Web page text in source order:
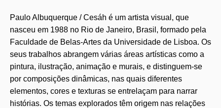
Paulo Albuquerque / Cesáh é um artista visual, que
nasceu em 1988 no Rio de Janeiro, Brasil, formado pela
Faculdade de Belas-Artes da Universidade de Lisboa. Os
seus trabalhos abrangem várias áreas artísticas como a
pintura, ilustração, animação e murais, e distinguem-se
por composições dinâmicas, nas quais diferentes
elementos, cores e texturas se entrelaçam para narrar
histórias. Os temas explorados têm origem nas relações